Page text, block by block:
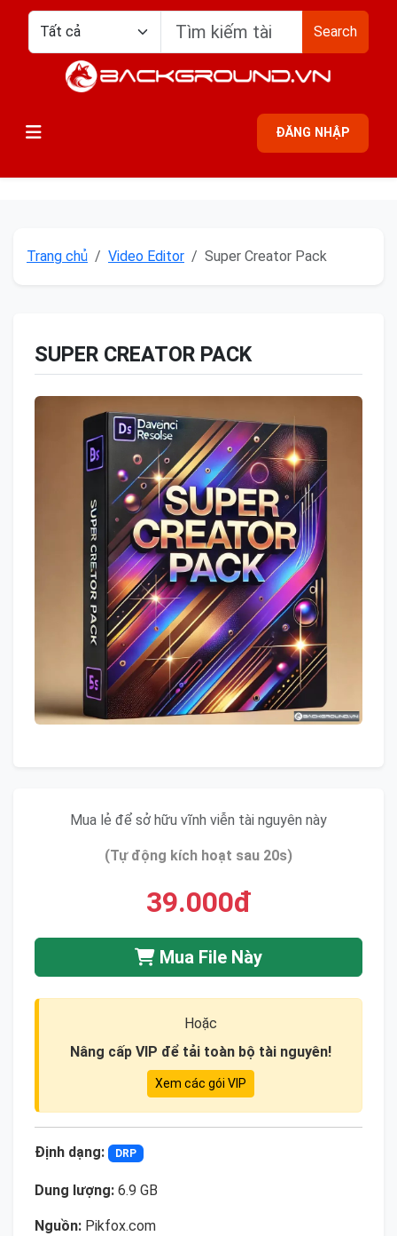
Search
ĐĂNG NHẬP
Trang chủ Video Editor Super Creator Pack
SUPER CREATOR PACK
Mua lẻ để sở hữu vĩnh viễn tài nguyên này
(Tự động kích hoạt sau 20s)
39.000đ
Mua File Này
Hoặc
Nâng cấp VIP để tải toàn bộ tài nguyên!
Xem các gói VIP
Định dạng: DRP
Dung lượng: 6.9 GB
Nguồn: Pikfox.com